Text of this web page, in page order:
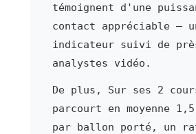
témoignent d'une
contact appréciable —
indicateur suivi de
analystes vidéo.
De plus, Sur ses 2
parcourt en moyenne
par ballon porté, un